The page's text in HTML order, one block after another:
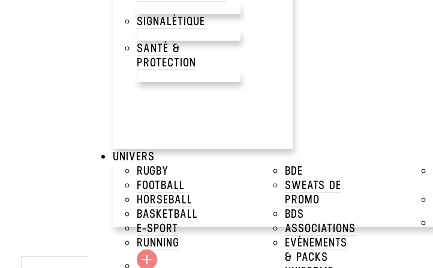
SIGNALÉTIQUE
SANTÉ &
PROTECTION
UNIVERS
RUGBY
FOOTBALL
HORSEBALL
BASKETBALL
E-SPORT
RUNNING
BDE
SWEATS DE
PROMO
BDS
ASSOCIATIONS
EVÉNEMENTS
& PACKS